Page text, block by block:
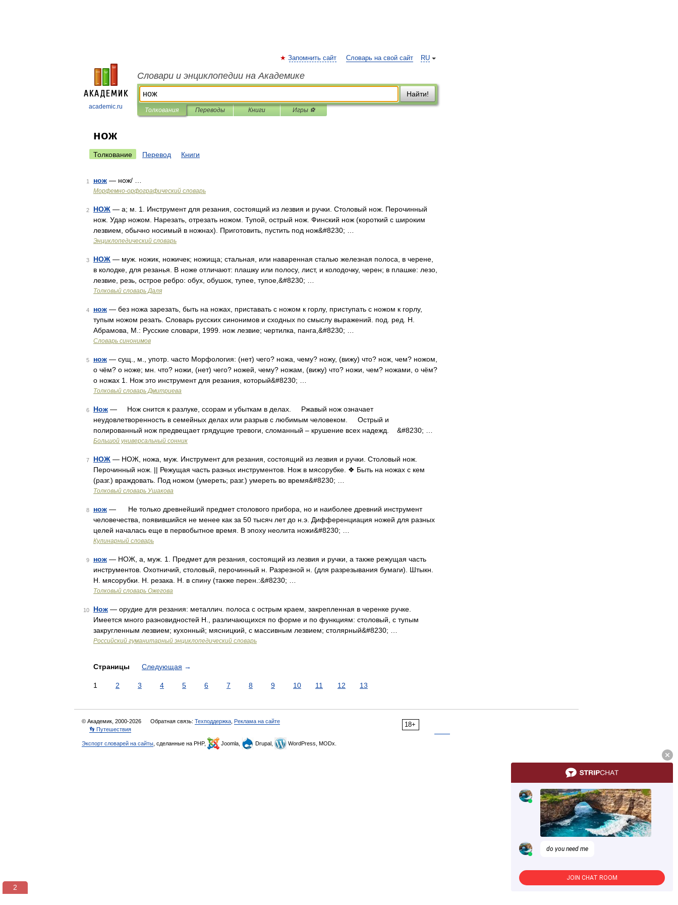
academic.ru
RU
Запомнить сайт Словарь на свой сайт
Словари и энциклопедии на Академике
Найти!
Толкования Переводы Книги Игры ⚽
нож
Толкование Перевод Книги
1 нож — нож/ …
Морфемно-орфографический словарь
2 НОЖ — а; м. 1. Инструмент для резания, состоящий из лезвия и ручки. Столовый нож. Перочинный
нож. Удар ножом. Нарезать, отрезать ножом. Тупой, острый нож. Финский нож (короткий с широким
лезвием, обычно носимый в ножнах). Приготовить, пустить под нож&#8230; …
Энциклопедический словарь
3 НОЖ — муж. ножик, ножичек; ножища; стальная, или наваренная сталью железная полоса, в черене,
в колодке, для резанья. В ноже отличают: плашку или полосу, лист, и колодочку, черен; в плашке: лезо,
лезвие, резь, острое ребро: обух, обушок, тупее, тупое,&#8230; …
Толковый словарь Даля
4 нож — без ножа зарезать, быть на ножах, приставать с ножом к горлу, приступать с ножом к горлу,
тупым ножом резать. Словарь русских синонимов и сходных по смыслу выражений. под. ред. Н.
Абрамова, М.: Русские словари, 1999. нож лезвие; чертилка, панга,&#8230; …
Словарь синонимов
5 нож — сущ., м., употр. часто Морфология: (нет) чего? ножа, чему? ножу, (вижу) что? нож, чем? ножом,
о чём? о ноже; мн. что? ножи, (нет) чего? ножей, чему? ножам, (вижу) что? ножи, чем? ножами, о чём?
о ножах 1. Нож это инструмент для резания, который&#8230; …
Толковый словарь Дмитриева
6 Нож — Нож снится к разлуке, ссорам и убыткам в делах. Ржавый нож означает
неудовлетворенность в семейных делах или разрыв с любимым человеком. Острый и
полированный нож предвещает грядущие тревоги, сломанный – крушение всех надежд. &#8230; …
Большой универсальный сонник
7 НОЖ — НОЖ, ножа, муж. Инструмент для резания, состоящий из лезвия и ручки. Столовый нож.
Перочинный нож. || Режущая часть разных инструментов. Нож в мясорубке. ❖ Быть на ножах с кем
(разг.) враждовать. Под ножом (умереть; разг.) умереть во время&#8230; …
Толковый словарь Ушакова
8 нож — Не только древнейший предмет столового прибора, но и наиболее древний инструмент
человечества, появившийся не менее как за 50 тысяч лет до н.э. Дифференциация ножей для разных
целей началась еще в первобытное время. В эпоху неолита ножи&#8230; …
Кулинарный словарь
9 нож — НОЖ, а, муж. 1. Предмет для резания, состоящий из лезвия и ручки, а также режущая часть
инструментов. Охотничий, столовый, перочинный н. Разрезной н. (для разрезывания бумаги). Штыкн.
Н. мясорубки. Н. резака. Н. в спину (также перен.:&#8230; …
Толковый словарь Ожегова
10 Нож — орудие для резания: металлич. полоса с острым краем, закрепленная в черенке ручке.
Имеется много разновидностей Н., различающихся по форме и по функциям: столовый, с тупым
закругленным лезвием; кухонный; мясницкий, с массивным лезвием; столярный&#8230; …
Российский гуманитарный энциклопедический словарь
Страницы Следующая →
1 2 3 4 5 6 7 8 9 10 11 12 13
18+
© Академик, 2000-2026 Обратная связь: Техподдержка Реклама на сайте
👣 Путешествия
Экспорт словарей на сайты , сделанные на PHP, Joomla, Drupal, WordPress, MODx.
1